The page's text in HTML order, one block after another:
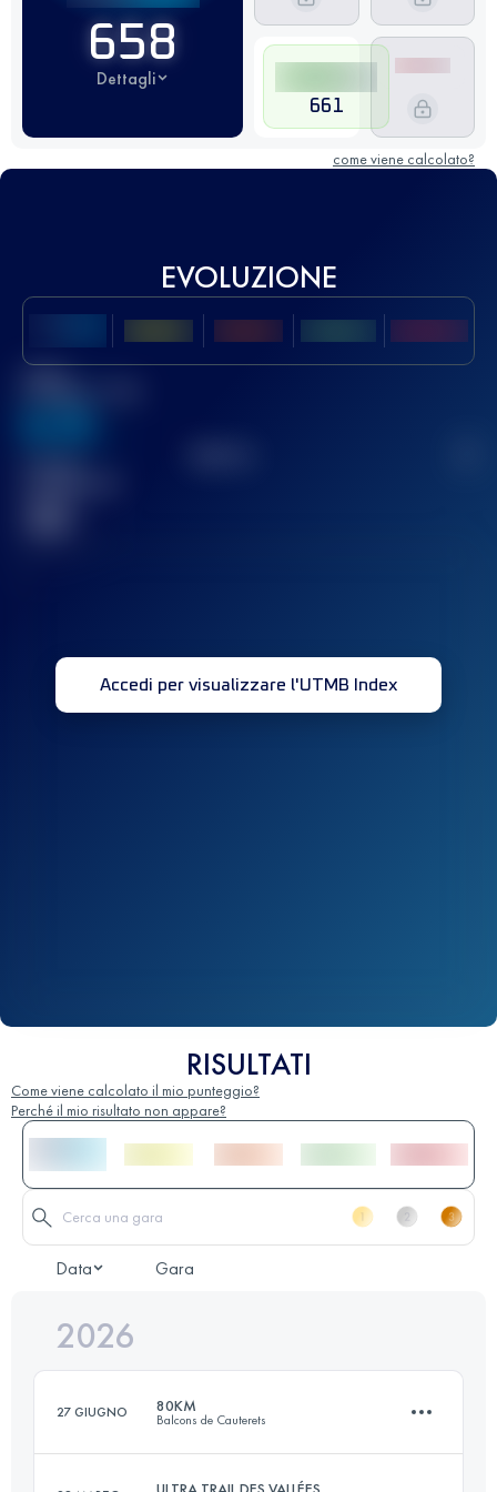
658
Dettagli
661
come viene calcolato?
EVOLUZIONE
Miglior
Accedi per visualizzare l'UTMB Index
RISULTATI
Come viene calcolato il mio punteggio?
Perché il mio risultato non appare?
Data Gara
2026
27 GIUGNO 80KM
Balcons de Cauterets